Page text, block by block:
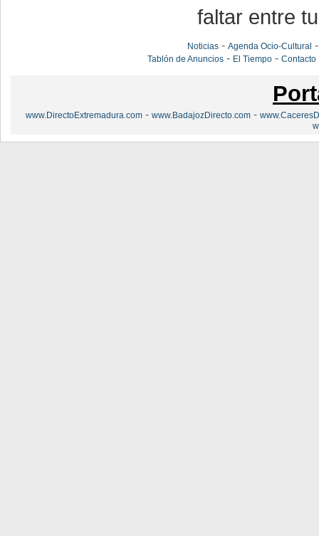
faltar entre
Noticias -Agenda Ocio-Cultural
Tablón de Anuncios - El Tiempo -Contacto
www.DirectoExtremadura.com - www.BadajozDirecto.com -